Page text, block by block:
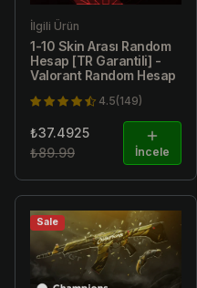
İlgili Ürün
1-10 Skin Arası Random
Hesap [TR Garantili] -
Valorant Random Hesap
4.5(149)
₺37.4925
₺89.99
İncele
Sale